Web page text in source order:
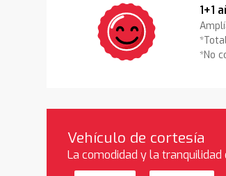
1+1
*No
Vehículo de cortesía
La comodidad y la